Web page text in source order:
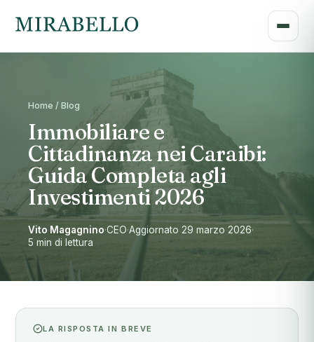
Home / Blog
Immobiliare e
Cittadinanza nei Caraibi:
Guida Completa agli
Investimenti 2026
Vito Magagnino·CEO·Aggiornato 29 marzo 2026·
5 min di lettura
LA RISPOSTA IN BREVE